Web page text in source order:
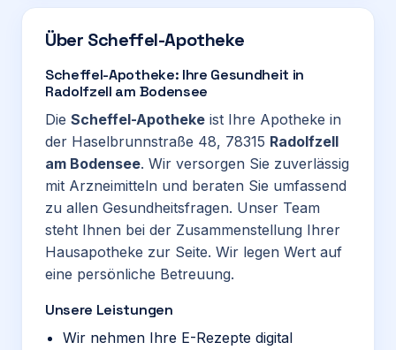
Über Scheffel-Apotheke
Scheffel-Apotheke: Ihre Gesundheit in
Radolfzell am Bodensee
Die Scheffel-Apotheke ist Ihre Apotheke in
der Haselbrunnstraße 48, 78315 Radolfzell
am Bodensee. Wir versorgen Sie zuverlässig
mit Arzneimitteln und beraten Sie umfassend
zu allen Gesundheitsfragen. Unser Team
steht Ihnen bei der Zusammenstellung Ihrer
Hausapotheke zur Seite. Wir legen Wert auf
eine persönliche Betreuung.
Unsere Leistungen
Wir nehmen Ihre E-Rezepte digital